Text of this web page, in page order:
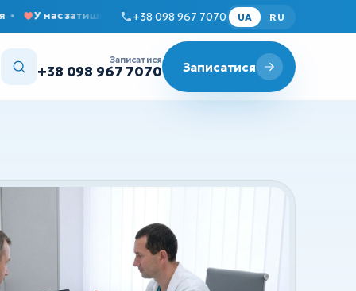
У нас затишно та комфортно Прийом дорослих і дітей
+38 098 967 7070 UA RU
Записатися
+38 098 967 7070 Записатися